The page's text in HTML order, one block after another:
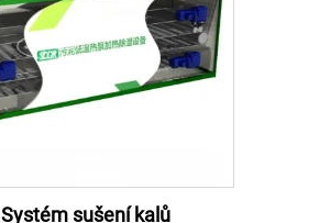
Systém sušení kalů